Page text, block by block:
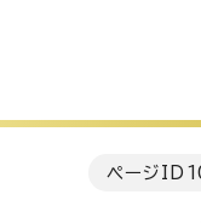
ページID